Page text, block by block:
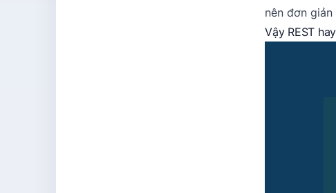
nên đơn
Vậy REST